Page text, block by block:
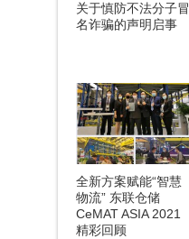
关于慎防不法分子冒
名诈骗的声明启事
全新方案赋能“智慧
物流” 东联仓储
CeMAT ASIA 2021
精彩回顾